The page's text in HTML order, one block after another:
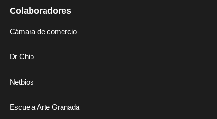
Colaboradores
Cámara de comercio
Dr Chip
Netbios
Escuela Arte Granada